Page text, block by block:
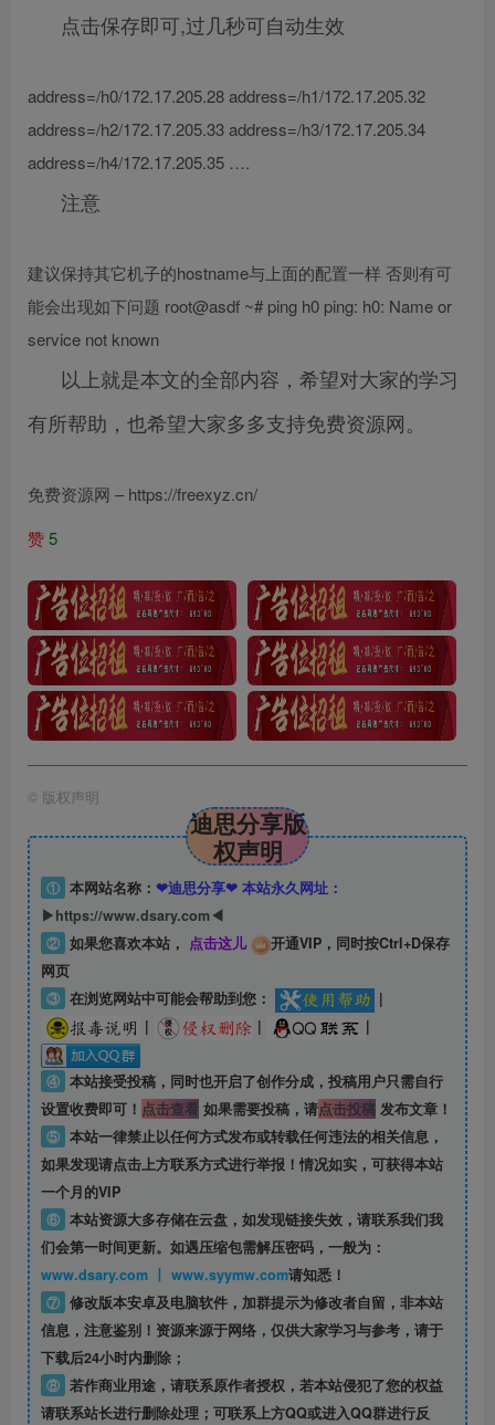
点击保存即可,过几秒可自动生效
address=/h0/172.17.205.28 address=/h1/172.17.205.32
address=/h2/172.17.205.33 address=/h3/172.17.205.34
address=/h4/172.17.205.35 ….
注意
建议保持其它机子的hostname与上面的配置一样 否则有可
能会出现如下问题 root@asdf ~# ping h0 ping: h0: Name or
service not known
以上就是本文的全部内容，希望对大家的学习
有所帮助，也希望大家多多支持免费资源网。
免费资源网 – https://freexyz.cn/
赞5
© 版权声明
迪思分享版
权声明
① 本网站名称： ❤迪思分享❤ 本站永久网址：
▶https://www.dsary.com◀
② 如果您喜欢本站， 点击这儿
开通VIP，同时按Ctrl+D保存
网页
③ 在浏览网站中可能会帮助到您：
|
|
| |
④ 本站接受投稿，同时也开启了创作分成，投稿用户只需自行
设置收费即可！ 点击查看如果需要投稿，请点击投稿发布文章！
⑤ 本站一律禁止以任何方式发布或转载任何违法的相关信息，
如果发现请点击上方联系方式进行举报！情况如实，可获得本站
一个月的VIP
⑥ 本站资源大多存储在云盘，如发现链接失效，请联系我们我
们会第一时间更新。如遇压缩包需解压密码，一般为：
www.dsary.com 丨 www.syymw.com请知悉！
⑦ 修改版本安卓及电脑软件，加群提示为修改者自留， 非本站
信息，注意鉴别！资源来源于网络，仅供大家学习与参考，请于
下载后24小时内删除；
⑧ 若作商业用途，请联系原作者授权，若本站侵犯了您的权益
请联系站长进行删除处理；可联系上方QQ或进入QQ群进行反